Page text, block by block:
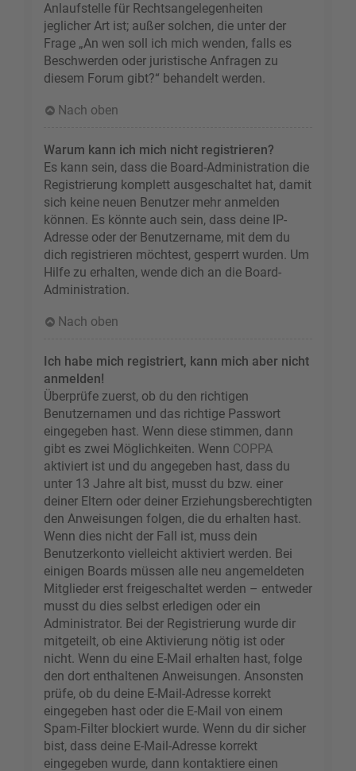
Anlaufstelle für Rechtsangelegenheiten
jeglicher Art ist; außer solchen, die unter der
Frage „An wen soll ich mich wenden, falls es
Beschwerden oder juristische Anfragen zu
diesem Forum gibt?“ behandelt werden.
Nach oben
Warum kann ich mich nicht registrieren?
Es kann sein, dass die Board-Administration die
Registrierung komplett ausgeschaltet hat, damit
sich keine neuen Benutzer mehr anmelden
können. Es könnte auch sein, dass deine IP-
Adresse oder der Benutzername, mit dem du
dich registrieren möchtest, gesperrt wurden. Um
Hilfe zu erhalten, wende dich an die Board-
Administration.
Nach oben
Ich habe mich registriert, kann mich aber nicht
anmelden!
Überprüfe zuerst, ob du den richtigen
Benutzernamen und das richtige Passwort
eingegeben hast. Wenn diese stimmen, dann
gibt es zwei Möglichkeiten. Wenn COPPA
aktiviert ist und du angegeben hast, dass du
unter 13 Jahre alt bist, musst du bzw. einer
deiner Eltern oder deiner Erziehungsberechtigten
den Anweisungen folgen, die du erhalten hast.
Wenn dies nicht der Fall ist, muss dein
Benutzerkonto vielleicht aktiviert werden. Bei
einigen Boards müssen alle neu angemeldeten
Mitglieder erst freigeschaltet werden – entweder
musst du dies selbst erledigen oder ein
Administrator. Bei der Registrierung wurde dir
mitgeteilt, ob eine Aktivierung nötig ist oder
nicht. Wenn du eine E-Mail erhalten hast, folge
den dort enthaltenen Anweisungen. Ansonsten
prüfe, ob du deine E-Mail-Adresse korrekt
eingegeben hast oder die E-Mail von einem
Spam-Filter blockiert wurde. Wenn du dir sicher
bist, dass deine E-Mail-Adresse korrekt
eingegeben wurde, dann kontaktiere einen